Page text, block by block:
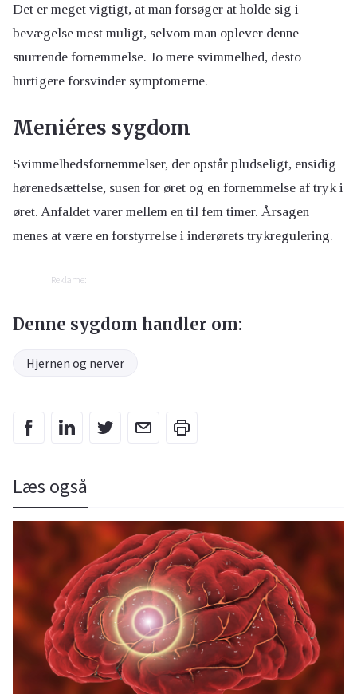
Det er meget vigtigt, at man forsøger at holde sig i
bevægelse mest muligt, selvom man oplever denne
snurrende fornemmelse. Jo mere svimmelhed, desto
hurtigere forsvinder symptomerne.
Meniéres sygdom
Svimmelhedsfornemmelser, der opstår pludseligt, ensidig
hørenedsættelse, susen for øret og en fornemmelse af tryk i
øret. Anfaldet varer mellem en til fem timer. Årsagen
menes at være en forstyrrelse i inderørets trykregulering.
Reklame:
Denne sygdom handler om:
Hjernen og nerver
Læs også